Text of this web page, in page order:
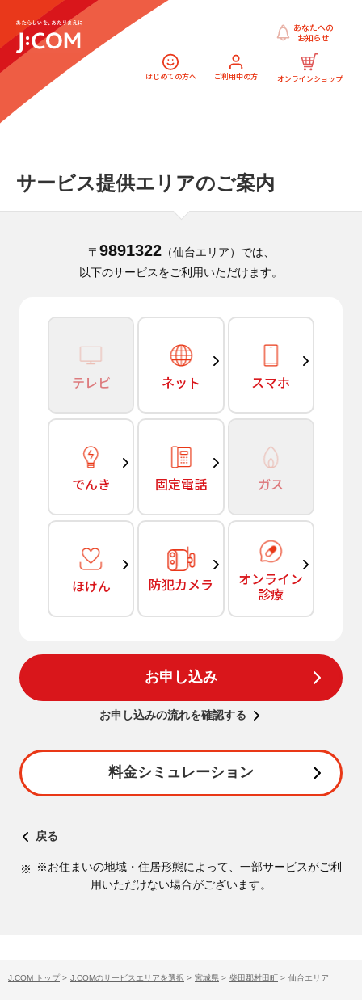
はじめての方へ ご利用中の方 オンラインショップ
あなたへの
お知らせ
サービス提供エリアのご案内
〒 9891322（仙台エリア）では、
以下のサービスをご利用いただけます。
テレビ ネット スマホ
でんき 固定電話 ガス
ほけん 防犯カメラ オンライン
診療
お申し込み
お申し込みの流れを確認する
料金シミュレーション
戻る
※お住まいの地域・住居形態によって、一部サービスがご利
用いただけない場合がございます。
J:COM トップ > J:COMのサービスエリアを選択 > 宮城県 > 柴田郡村田町 > 仙台エリア